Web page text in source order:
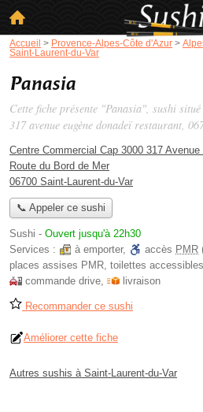
Accueil > Provence-Alpes-Côte d'Azur >
Saint-Laurent-du-Var
Panasia
Cette fiche présente "Panasia", sushi situé
317 avenue eugène donadeï restaurant,
Centre Commercial Cap 3000 317
Route du Bord de Mer
06700 Saint-Laurent-du-Var
📞 Appeler ce sushi
Sushi - Ouvert jusqu'à 22h30
Services :
à emporter, accès PMR
places assises PMR, toilettes
commande drive, livraison
Recommander ce sushi
Améliorer cette fiche
Autres sushis à Saint-Laurent-du-Var